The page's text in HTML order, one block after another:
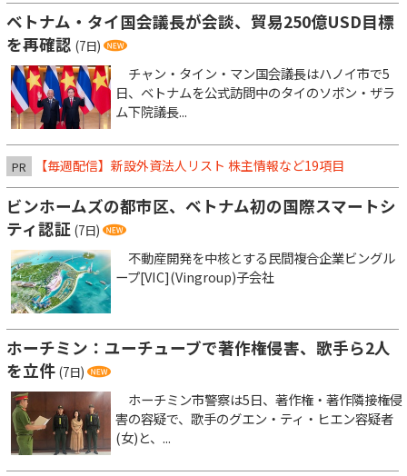
ベトナム・タイ国会議長が会談、貿易250億USD目標
を再確認 (7日)
チャン・タイン・マン国会議長はハノイ市で5
日、ベトナムを公式訪問中のタイのソポン・ザラ
ム下院議長...
PR 【毎週配信】新設外資法人リスト 株主情報など19項目
ビンホームズの都市区、ベトナム初の国際スマートシ
ティ認証 (7日)
不動産開発を中核とする民間複合企業ビングル
ープ[VIC](Vingroup)子会社
ホーチミン：ユーチューブで著作権侵害、歌手ら2人
を立件 (7日)
ホーチミン市警察は5日、著作権・著作隣接権侵
害の容疑で、歌手のグエン・ティ・ヒエン容疑者
(女)と、...